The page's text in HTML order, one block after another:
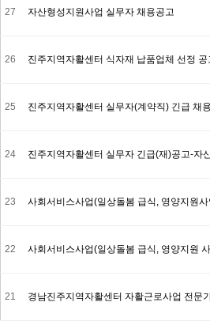
27 자산형성지원사업 실무자 채용공고
26 진주지역자활센터 식자재 납품업체 선정 공
25 진주지역자활센터 실무자(계약직) 긴급 채
24 진주지역자활센터 실무자 긴급(재)공고-자
23 사회서비스사업(일상돌봄 급식, 영양지원
22 사회서비스사업(일상돌봄 급식, 영양지원
21 경남진주지역자활센터 자활근로사업 전문